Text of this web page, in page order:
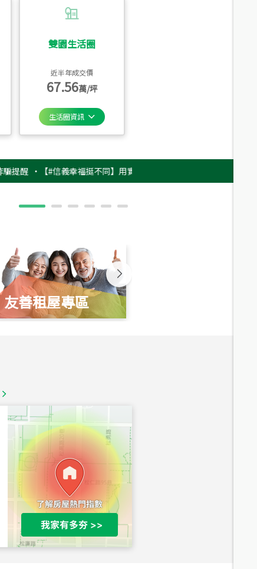
雙園生活圈
近半年成交價
67.56萬/坪
生活圈資訊
‧【#信義幸福挺不同】用實力，讓升職免抽號碼牌！最新雇主品牌
友善租屋專區
1,020萬
總價
490萬
總價
1,808萬